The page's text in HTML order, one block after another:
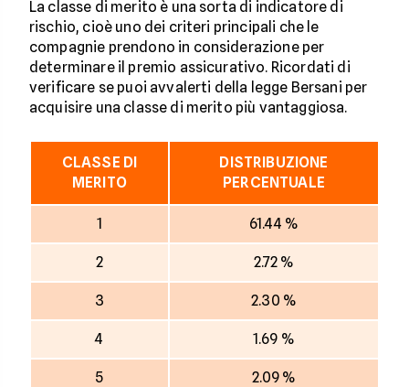
La classe di merito è una sorta di indicatore di
rischio, cioè uno dei criteri principali che le
compagnie prendono in considerazione per
determinare il premio assicurativo. Ricordati di
verificare se puoi avvalerti della legge Bersani per
acquisire una classe di merito più vantaggiosa.
CLASSE DI
MERITO
DISTRIBUZIONE
PERCENTUALE
1 61.44 %
2 2.72 %
3 2.30 %
4 1.69 %
5 2.09 %